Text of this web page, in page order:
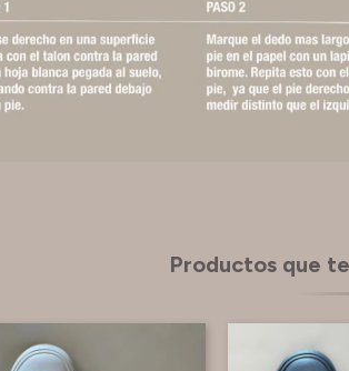
Productos que